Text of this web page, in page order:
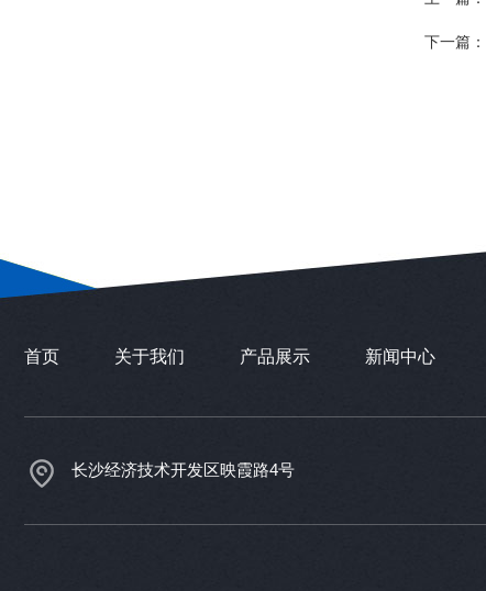
下一篇：
首页 关于我们 产品展示 新闻中心
长沙经济技术开发区映霞路4号